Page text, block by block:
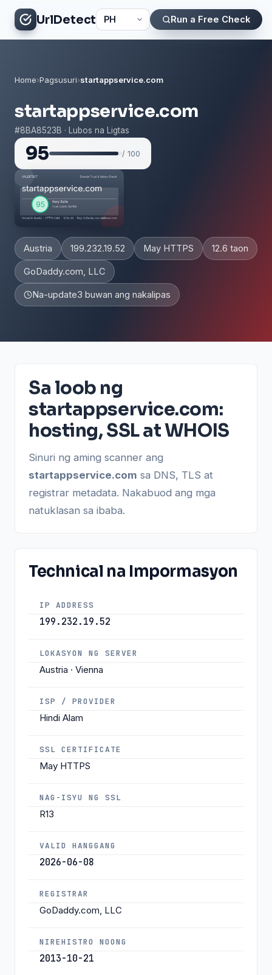
UrlDetect Run a Free Check
Home›Pagsusuri›startappservice.com
startappservice.com
#8BA8523B · Lubos na Ligtas
95 / 100
Austria 199.232.19.52 May HTTPS 12.6 taon
GoDaddy.com, LLC
Na-update3 buwan ang nakalipas
Sa loob ng
startappservice.com:
hosting, SSL at WHOIS
Sinuri ng aming scanner ang
startappservice.com sa DNS, TLS at
registrar metadata. Nakabuod ang mga
natuklasan sa ibaba.
Technical na Impormasyon
IP ADDRESS
199.232.19.52
LOKASYON NG SERVER
Austria · Vienna
ISP / PROVIDER
Hindi Alam
SSL CERTIFICATE
May HTTPS
NAG-ISYU NG SSL
R13
VALID HANGGANG
2026-06-08
REGISTRAR
GoDaddy.com, LLC
NIREHISTRO NOONG
2013-10-21